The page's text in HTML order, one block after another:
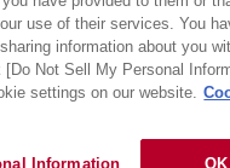
式アカウント一覧
配信について
プライバシ
ビリティ
ご利用規約 リ
use of their services. You
information about you
Not Sell My Personal
settings on our website.
Information OK